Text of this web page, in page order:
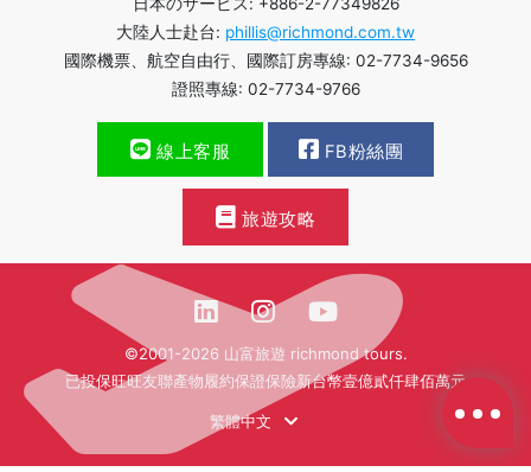
大陸人士赴台: phillis@richmond.com.tw
國際機票、航空自由行、國際訂房專線: 02-7734-9656
證照專線: 02-7734-9766
線上客服 FB粉絲團
旅遊攻略
©2001-2026 山富旅遊 richmond tours.
已投保旺旺友聯產物履約保證保險新台幣壹億貳仟肆佰萬元
繁體中文